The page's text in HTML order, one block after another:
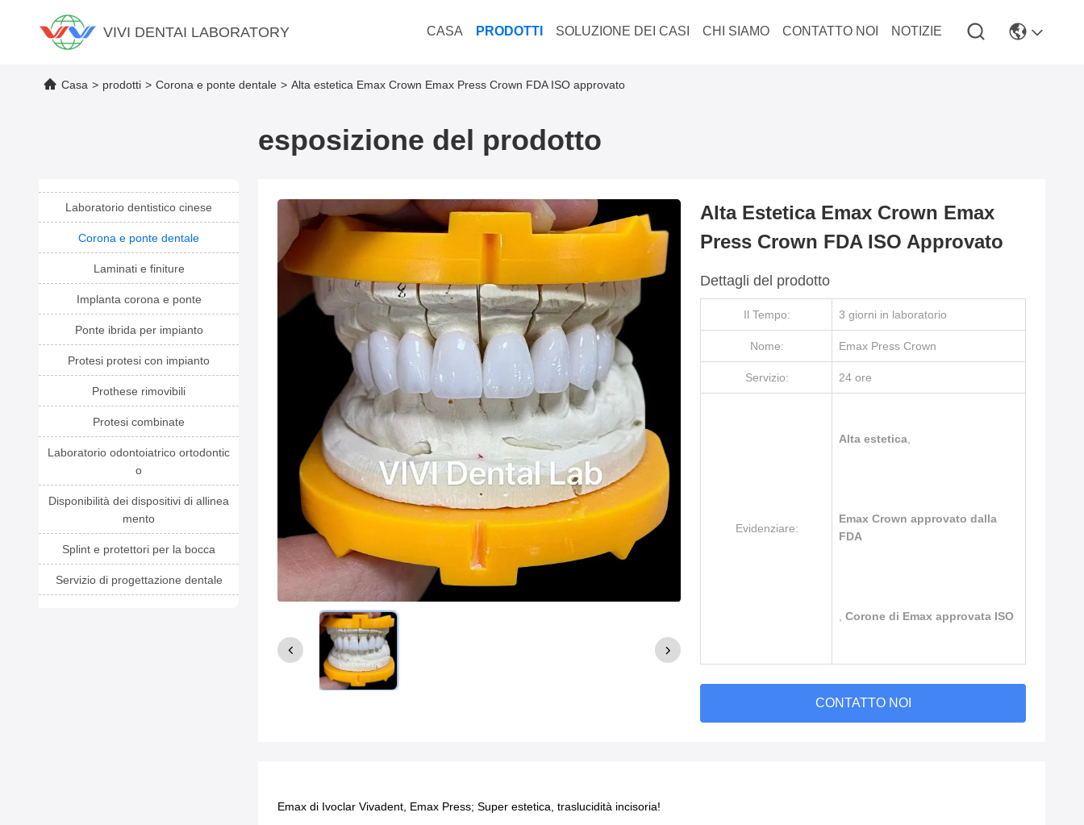
VIVI DENTAI LABORATORY CASA PRODOTTI SOLUZIONE DEI CASI CHI SIAMO CONTATTO NOI NOTIZIE
Casa > prodotti > Corona e ponte dentale > Alta estetica Emax Crown Emax Press Crown FDA ISO approvato
esposizione del prodotto
Laboratorio dentistico cinese
Corona e ponte dentale
Laminati e finiture
Implanta corona e ponte
Ponte ibrida per impianto
Protesi protesi con impianto
Prothese rimovibili
Protesi combinate
Laboratorio odontoiatrico ortodontic
o
Disponibilità dei dispositivi di allinea
mento
Splint e protettori per la bocca
Servizio di progettazione dentale
Alta Estetica Emax Crown Emax
Press Crown FDA ISO Approvato
Dettagli del prodotto
Il Tempo: 3 giorni in laboratorio
Nome: Emax Press Crown
Servizio: 24 ore
Evidenziare:
Alta estetica
Emax Crown approvato dalla
FDA
Corone di Emax approvata ISO
CONTATTO NOI
Emax di Ivoclar Vivadent, Emax Press; Super estetica, traslucidità incisoria!